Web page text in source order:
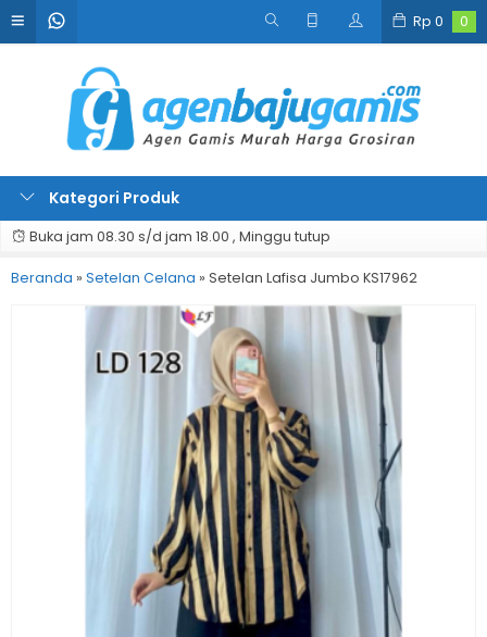
Rp 0 0
Kategori Produk
Buka jam 08.30 s/d jam 18.00 , Minggu tutup
Beranda » Setelan Celana » Setelan Lafisa Jumbo KS17962